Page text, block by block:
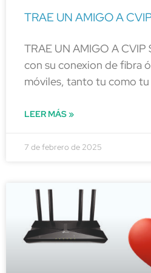
TRAE UN AMIGO A
TRAE UN AMIGO A CVIP
con su conexion de fibra
móviles, tanto tu como
LEER MÁS »
7 de febrero de 2025